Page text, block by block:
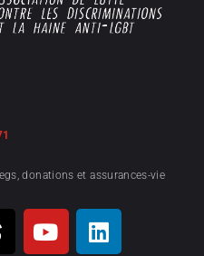
donations et assurances-vie